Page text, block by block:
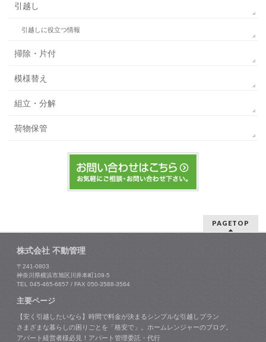
引越し
引越しに役立つ情報
掃除・片付
模様替え
組立・分解
荷物保管
PAGETOP
株式会社 不動管理
〒241-0803
神奈川県横浜市旭区川井本町109-5
TEL 045-465-6857 / FAX 050-3588-3564
主要ページ
【安く引越したいなら】時間で料金が決まるシンプルな引越しプラン
さまざまな暮らしの困りごとを「格安で」。ホームレンジャーのブログ。
アパート経営者様必見！アパート管理委託・代行